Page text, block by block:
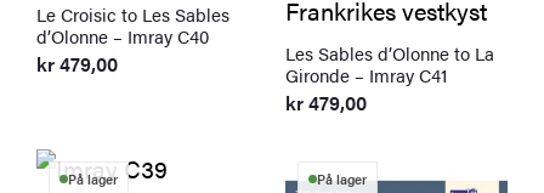
Le Croisic to Les Sables
d’Olonne – Imray C40
kr479,00
Les Sables d’Olonne to La
Gironde – Imray C41
kr479,00
På lager På lager